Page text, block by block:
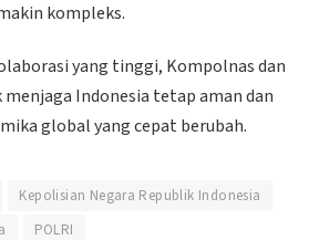
kompleks.
yang tinggi, Kompolnas dan
Indonesia tetap aman dan
global yang cepat berubah.
Kepolisian Negara Republik Indonesia
POLRI